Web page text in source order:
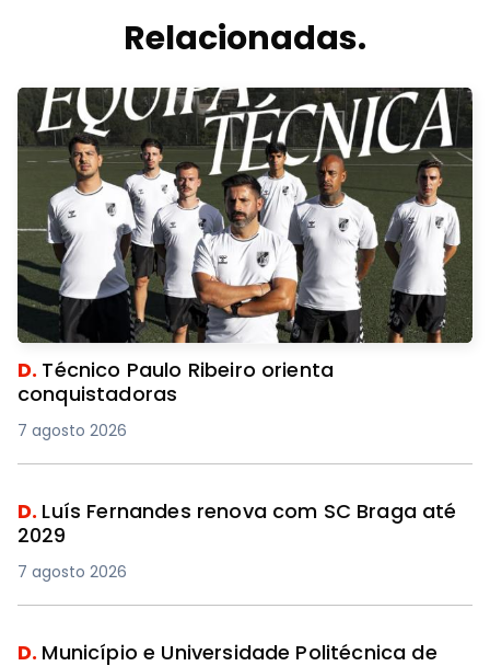
Relacionadas.
D. Técnico Paulo Ribeiro orienta
conquistadoras
7 agosto 2026
D. Luís Fernandes renova com SC Braga até
2029
7 agosto 2026
D. Município e Universidade Politécnica de